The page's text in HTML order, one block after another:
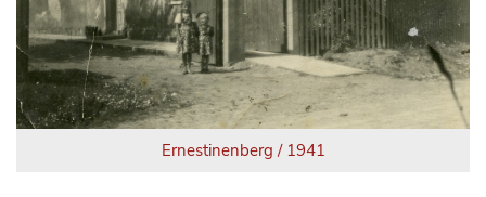
Ernestinenberg / 1941